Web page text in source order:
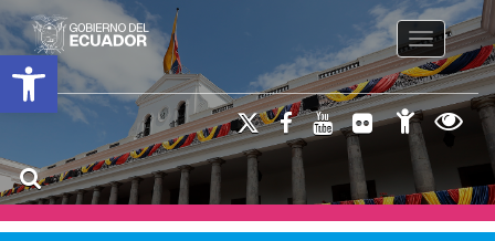
Open toolbar
Toggle